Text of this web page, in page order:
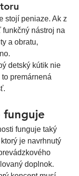
stojí peniaze. Ak z
nástroj na
a obratu,
detský kútik nie
premárnená
funguje
funguje taký
je navrhnutý
doplnok.